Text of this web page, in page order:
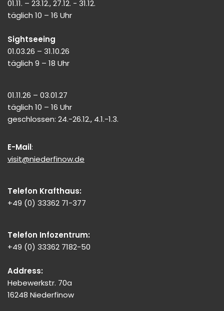
01.11. – 23.12., 27.12. - 31.12.
täglich 10 – 16 Uhr
Sightseeing
01.03.26 – 31.10.26
täglich 9 – 18 Uhr
01.11.26 – 03.01.27
täglich 10 – 16 Uhr
geschlossen: 24.-26.12., 4.1.-1.3.
E-Mail:
visit@niederfinow.de
Telefon Krafthaus:
+49 (0) 33362 71-377
Telefon Infozentrum:
+49 (0) 33362 7182-50
Address:
Hebewerkstr. 70a
16248 Niederfinow